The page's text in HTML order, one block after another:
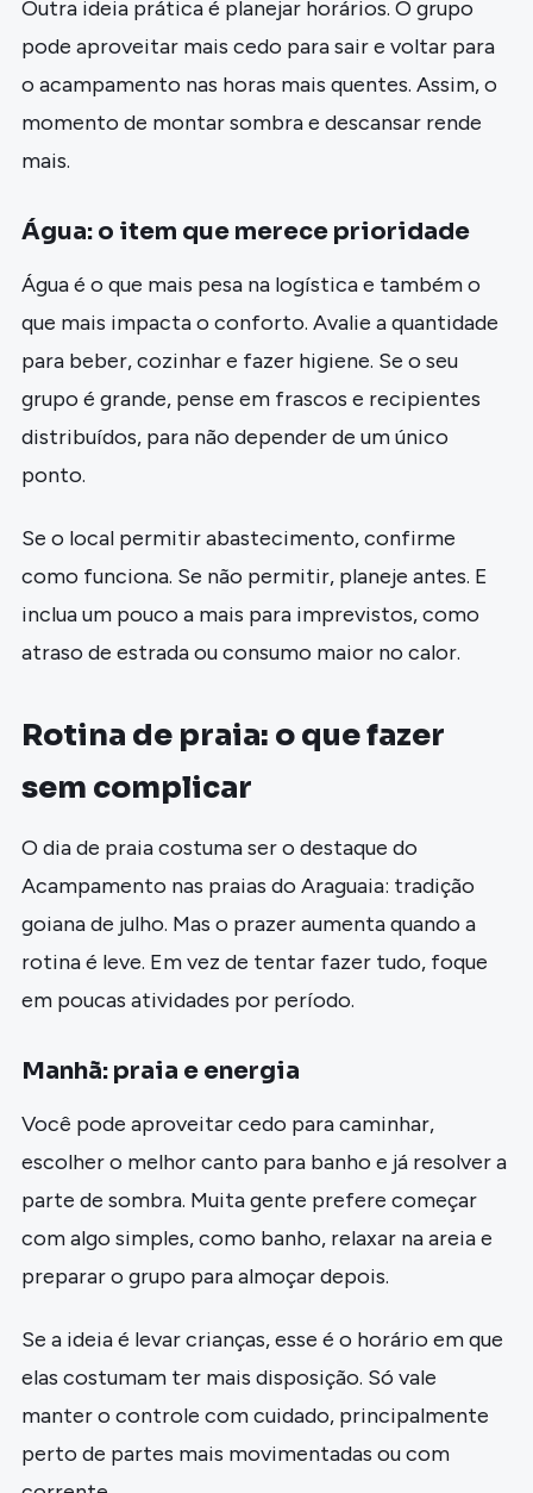
Outra ideia prática é planejar horários. O grupo
pode aproveitar mais cedo para sair e voltar para
o acampamento nas horas mais quentes. Assim, o
momento de montar sombra e descansar rende
mais.
Água: o item que merece prioridade
Água é o que mais pesa na logística e também o
que mais impacta o conforto. Avalie a quantidade
para beber, cozinhar e fazer higiene. Se o seu
grupo é grande, pense em frascos e recipientes
distribuídos, para não depender de um único
ponto.
Se o local permitir abastecimento, confirme
como funciona. Se não permitir, planeje antes. E
inclua um pouco a mais para imprevistos, como
atraso de estrada ou consumo maior no calor.
Rotina de praia: o que fazer
sem complicar
O dia de praia costuma ser o destaque do
Acampamento nas praias do Araguaia: tradição
goiana de julho. Mas o prazer aumenta quando a
rotina é leve. Em vez de tentar fazer tudo, foque
em poucas atividades por período.
Manhã: praia e energia
Você pode aproveitar cedo para caminhar,
escolher o melhor canto para banho e já resolver a
parte de sombra. Muita gente prefere começar
com algo simples, como banho, relaxar na areia e
preparar o grupo para almoçar depois.
Se a ideia é levar crianças, esse é o horário em que
elas costumam ter mais disposição. Só vale
manter o controle com cuidado, principalmente
perto de partes mais movimentadas ou com